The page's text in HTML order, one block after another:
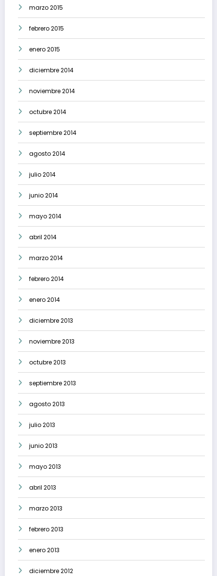
marzo 2015
febrero 2015
enero 2015
diciembre 2014
noviembre 2014
octubre 2014
septiembre 2014
agosto 2014
julio 2014
junio 2014
mayo 2014
abril 2014
marzo 2014
febrero 2014
enero 2014
diciembre 2013
noviembre 2013
octubre 2013
septiembre 2013
agosto 2013
julio 2013
junio 2013
mayo 2013
abril 2013
marzo 2013
febrero 2013
enero 2013
diciembre 2012